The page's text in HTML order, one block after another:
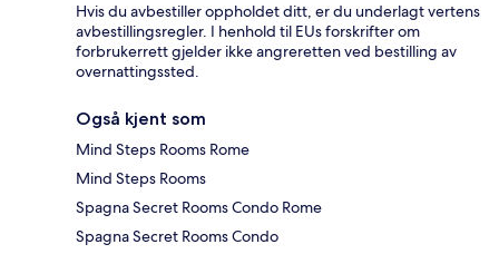
Hvis du avbestiller oppholdet ditt, er du underlagt vertens
avbestillingsregler. I henhold til EUs forskrifter om
forbrukerrett gjelder ikke angreretten ved bestilling av
overnattingssted.
Også kjent som
Mind Steps Rooms Rome
Mind Steps Rooms
Spagna Secret Rooms Condo Rome
Spagna Secret Rooms Condo